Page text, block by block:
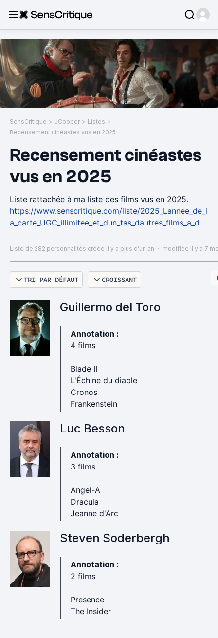
SensCritique > JCooper > Listes >
Recensement cinéastes vus en 2025
Recensement cinéastes
vus en 2025
Liste rattachée à ma liste des films vus en 2025.
https://www.senscritique.com/liste/2025_Lannee_de_l
a_carte_UGC_illimitee_et_dun_tas_dautres_films_a_dec
Liste de 282 personnalités créée il y a plus d’un an · modifiée il y a 7
TRI PAR DÉFAUT CROISSANT
Guillermo del Toro
Annotation :
4 films
Blade II
L'Échine du diable
Cronos
Frankenstein
Luc Besson
Annotation :
3 films
Angel-A
Dracula
Jeanne d'Arc
Steven Soderbergh
Annotation :
2 films
Presence
The Insider